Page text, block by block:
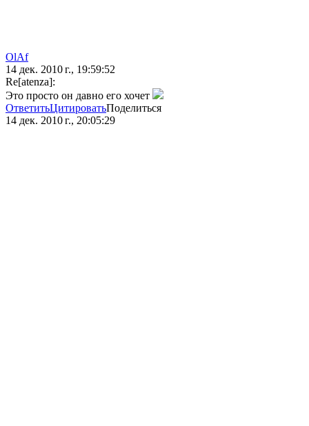
OlAf
14 дек. 2010 г., 19:59:52
Re[atenza]:
Это просто он давно его хочет
ОтветитьЦитироватьПоделиться
14 дек. 2010 г., 20:05:29